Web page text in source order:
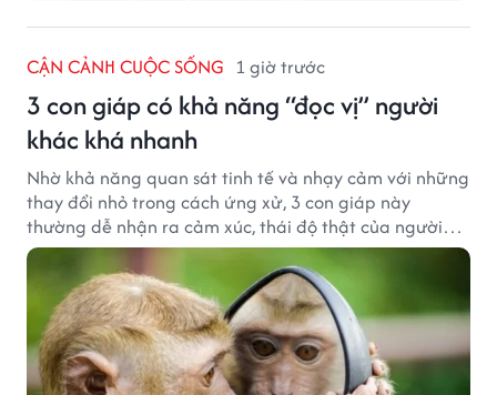
CẬN CẢNH CUỘC SỐNG 1 giờ trước
3 con giáp có khả năng “đọc vị” người
khác khá nhanh
Nhờ khả năng quan sát tinh tế và nhạy cảm với những
thay đổi nhỏ trong cách ứng xử, 3 con giáp này
thường dễ nhận ra cảm xúc, thái độ thật của người
đối diện.